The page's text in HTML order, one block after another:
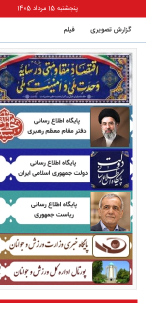
پنجشنبه 15 مرداد 1405
گزارش تصویری فيلم
همدان از استان‌های کم‌شکایت و
کم‌حاشیه کشور در حوزه ورزش است